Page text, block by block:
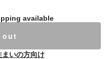
available
out
まいの方向け